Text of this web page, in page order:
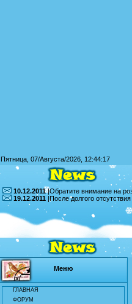
Пятница, 07/Августа/2026, 12:44:17
10.12.2011|Обратите внимание на
19.12.2011 |После долгого
Меню
ГЛАВНАЯ
ФОРУМ